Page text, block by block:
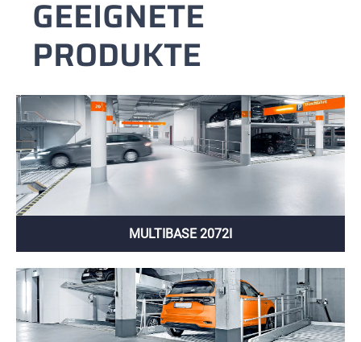
GEEIGNETE
PRODUKTE
MULTIBASE 2072I